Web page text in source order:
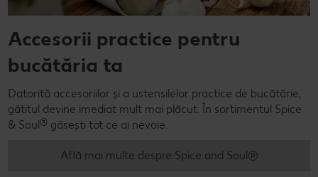
Accesorii practice pentru
bucătăria ta
Datorită accesoriilor și a ustensilelor practice de bucătărie,
gătitul devine imediat mult mai plăcut. În sortimentul Spice
& Soul® găsești tot ce ai nevoie.
Află mai multe despre Spice and Soul®